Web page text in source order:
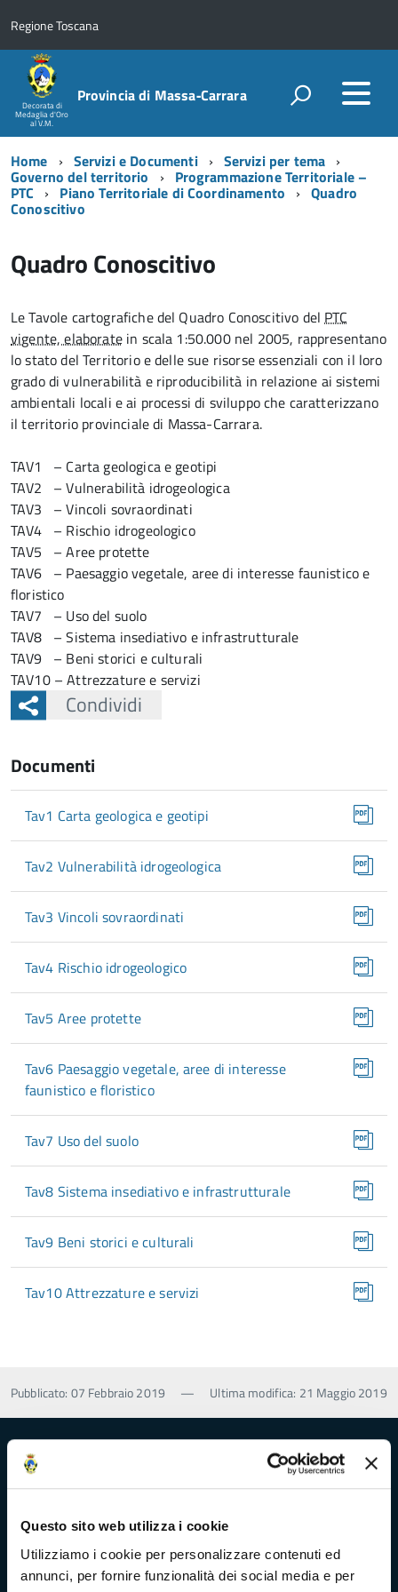
Questo sito web utilizza i cookie
Utilizziamo i cookie per personalizzare contenuti ed
annunci, per fornire funzionalità dei social media e per
Regione Toscana
Decorata di
Medaglia d'Oro
al V.M.
Provincia di Massa‑Carrara
Home Servizi e Documenti Servizi per tema
Governo del territorio Programmazione Territoriale –
PTC Piano Territoriale di Coordinamento Quadro
Conoscitivo
Quadro Conoscitivo
Le Tavole cartografiche del Quadro Conoscitivo delPTC
vigente, elaboratein scala 1:50.000 nel 2005, rappresentano
lo stato del Territorio e delle sue risorse essenziali con il loro
grado di vulnerabilità e riproducibilità in relazione ai sistemi
ambientali locali e ai processi di sviluppo che caratterizzano
il territorio provinciale di Massa-Carrara.
TAV1 – Carta geologica e geotipi
TAV2 – Vulnerabilità idrogeologica
TAV3 – Vincoli sovraordinati
TAV4 – Rischio idrogeologico
TAV5 – Aree protette
TAV6 – Paesaggio vegetale, aree di interesse faunistico e
floristico
TAV7 – Uso del suolo
TAV8 – Sistema insediativo e infrastrutturale
TAV9 – Beni storici e culturali
TAV10 – Attrezzature e servizi
Condividi
Documenti
Tav1 Carta geologica e geotipi
Tav2 Vulnerabilità idrogeologica
Tav3 Vincoli sovraordinati
Tav4 Rischio idrogeologico
Tav5 Aree protette
Tav6 Paesaggio vegetale, aree di interesse
faunistico e floristico
Tav7 Uso del suolo
Tav8 Sistema insediativo e infrastrutturale
Tav9 Beni storici e culturali
Tav10 Attrezzature e servizi
Pubblicato: 07 Febbraio 2019 — Ultima modifica: 21 Maggio 2019
Provincia di Massa‑Carrara
Trasparenza e Accessibilità